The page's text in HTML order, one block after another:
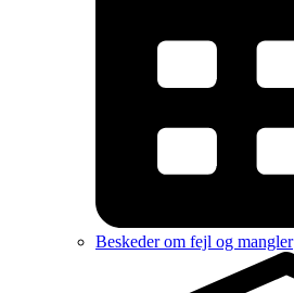
Beskeder om fejl og mangler